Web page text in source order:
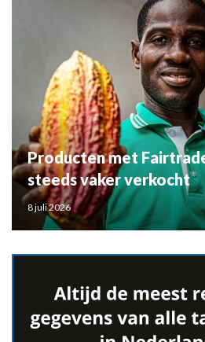
Producten met
steeds vaker verkocht
8 juli 2026